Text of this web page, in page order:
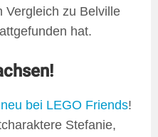
Vergleich zu Belville
hat.
bei LEGO Friends!
Stefanie,